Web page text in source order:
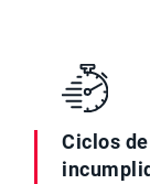
Ciclos